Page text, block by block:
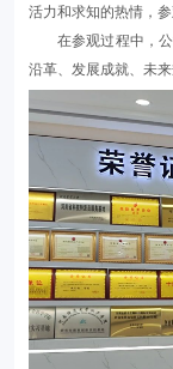
活力和求知的热情，
在参观过程中，
沿革、发展成就、未